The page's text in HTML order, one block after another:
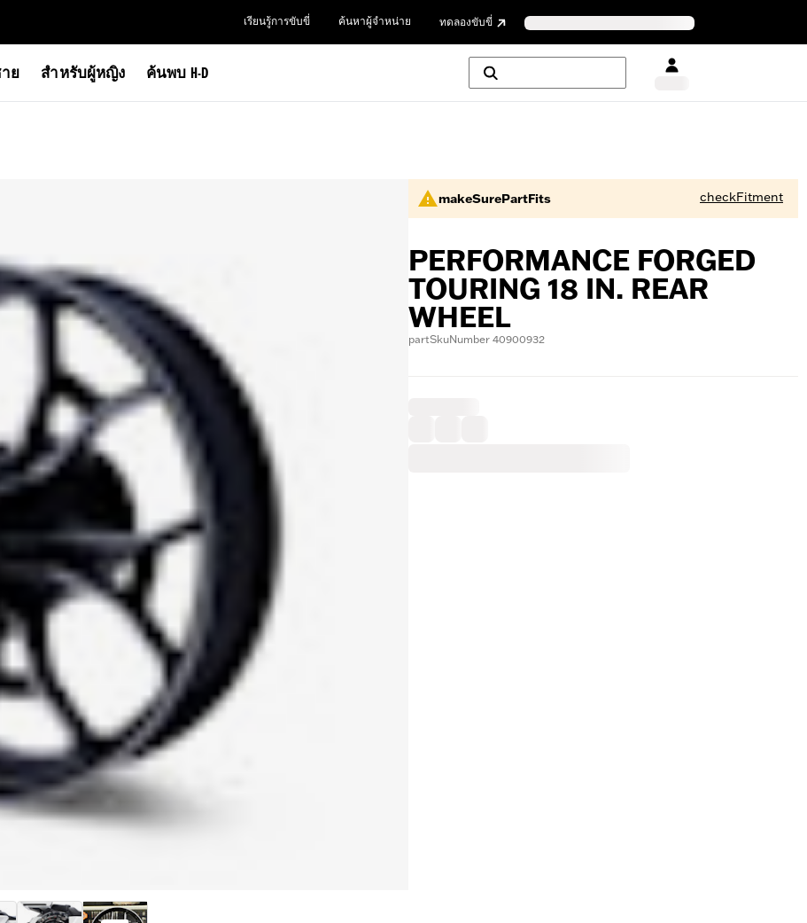
เรียนรู้การขับขี่ ค้นหาผู้จำหน่าย ทดลองขับขี่
ย สำหรับผู้หญิง ค้นพบ H-D
makeSurePartFits checkFitment
PERFORMANCE FORGED
TOURING 18 IN. REAR
WHEEL
partSkuNumber 40900932